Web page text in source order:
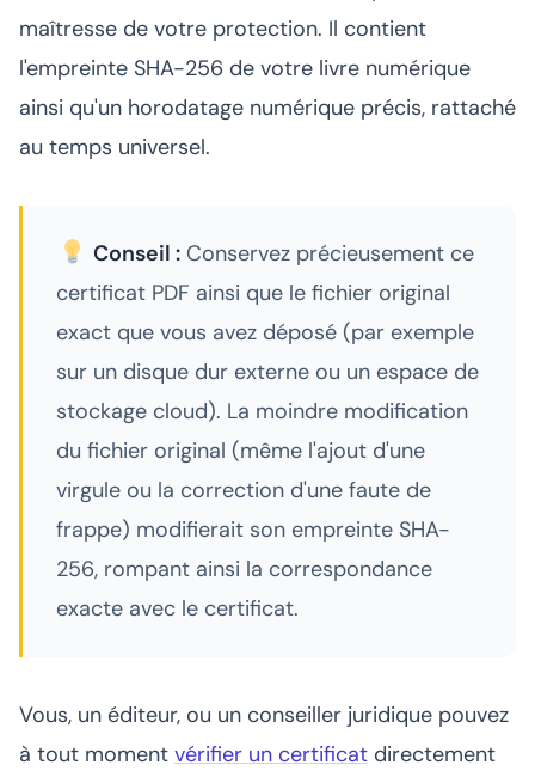
maîtresse de votre protection. Il contient
l'empreinte SHA-256 de votre livre numérique
ainsi qu'un horodatage numérique précis, rattaché
au temps universel.
Conseil :Conservez précieusement ce
certificat PDF ainsi que le fichier original
exact que vous avez déposé (par exemple
sur un disque dur externe ou un espace de
stockage cloud). La moindre modification
du fichier original (même l'ajout d'une
virgule ou la correction d'une faute de
frappe) modifierait son empreinte SHA-
256, rompant ainsi la correspondance
exacte avec le certificat.
Vous, un éditeur, ou un conseiller juridique pouvez
à tout moment vérifier un certificat directement